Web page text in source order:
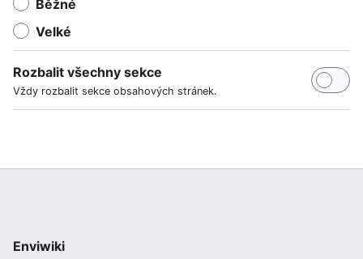
Běžné
Velké
Rozbalit všechny sekce
Vždy rozbalit sekce obsahových stránek.
Enviwiki